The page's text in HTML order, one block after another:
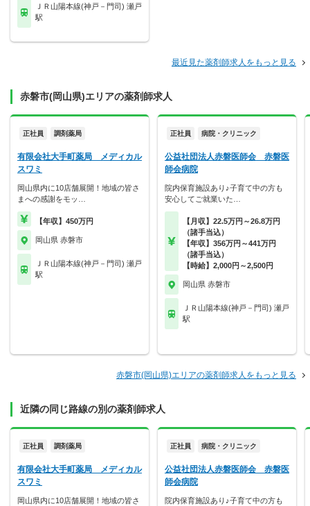
ＪＲ山陽本線(神戸－門司) 瀬戸
駅
最近見た薬剤師求人をもっと見る
赤磐市(岡山県)エリアの薬剤師求人
正社員 調剤薬局
有限会社大手町薬局 メディカル
スワミ
岡山県内に10店舗展開！地域の皆さ
まへの感謝をモッ…
【年収】450万円
岡山県 赤磐市
ＪＲ山陽本線(神戸－門司) 瀬戸
駅
正社員 病院・クリニック
公益社団法人赤磐医師会 赤磐医
師会病院
院内保育施設あり♪子育て中の方も
安心してご就業いた…
【月収】22.5万円～26.8万円
（諸手当込）
【年収】356万円～441万円
（諸手当込）
【時給】2,000円～2,500円
岡山県 赤磐市
ＪＲ山陽本線(神戸－門司) 瀬戸
駅
赤磐市(岡山県)エリアの薬剤師求人をもっと見る
近隣の同じ路線の別の薬剤師求人
正社員 調剤薬局
有限会社大手町薬局 メディカル
スワミ
岡山県内に10店舗展開！地域の皆さ
正社員 病院・クリニック
公益社団法人赤磐医師会 赤磐医
師会病院
院内保育施設あり♪子育て中の方も